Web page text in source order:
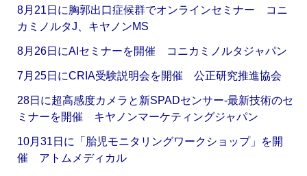
8月21日に胸郭出口症候群でオンラインセミナー コニ
カミノルタJ、キヤノンMS
8月26日にAIセミナーを開催 コニカミノルタジャパン
7月25日にCRIA受験説明会を開催 公正研究推進協会
28日に超高感度カメラと新SPADセンサー‐最新技術のセ
ミナーを開催 キヤノンマーケティングジャパン
10月31日に「胎児モニタリングワークショップ」を開
催 アトムメディカル